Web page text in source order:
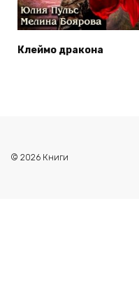
Клеймо дракона
© 2026 Книги